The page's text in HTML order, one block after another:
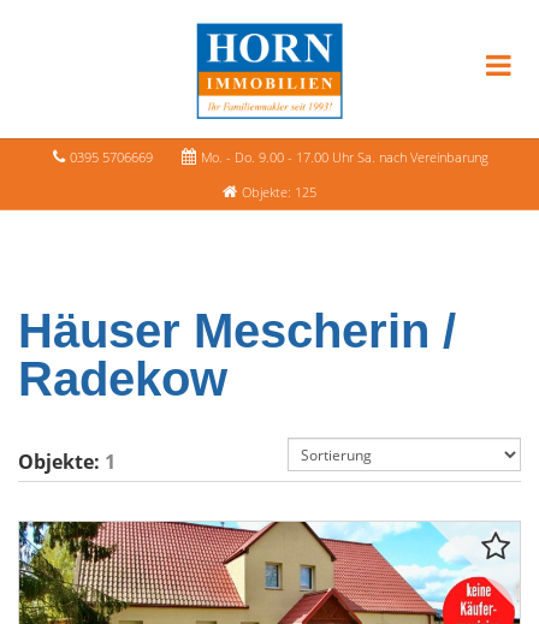
0395 5706669
Mo. - Do. 9.00 - 17.00 Uhr Sa. nach Vereinbarung
Objekte: 125
Häuser Mescherin /
Radekow
Objekte: 1